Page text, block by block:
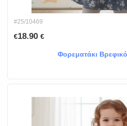
#25/10469
€18.90 €
Φορεματάκι